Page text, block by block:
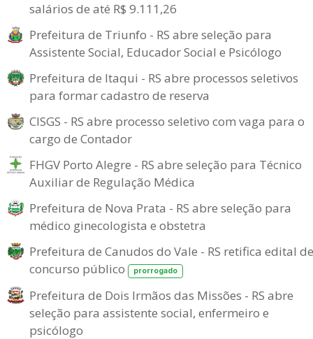
salários de até R$ 9.111,26
Prefeitura de Triunfo - RS abre seleção para
Assistente Social, Educador Social e Psicólogo
Prefeitura de Itaqui - RS abre processos seletivos
para formar cadastro de reserva
CISGS - RS abre processo seletivo com vaga para o
cargo de Contador
FHGV Porto Alegre - RS abre seleção para Técnico
Auxiliar de Regulação Médica
Prefeitura de Nova Prata - RS abre seleção para
médico ginecologista e obstetra
Prefeitura de Canudos do Vale - RS retifica edital de
concurso público
prorrogado
Prefeitura de Dois Irmãos das Missões - RS abre
seleção para assistente social, enfermeiro e
psicólogo